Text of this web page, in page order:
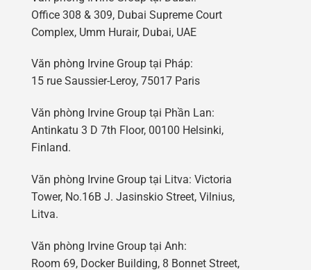
Office 308 & 309, Dubai Supreme Court
Complex, Umm Hurair, Dubai, UAE
Văn phòng Irvine Group tại Pháp:
15 rue Saussier-Leroy, 75017 Paris
Văn phòng Irvine Group tại Phần Lan:
Antinkatu 3 D 7th Floor, 00100 Helsinki,
Finland.
Văn phòng Irvine Group tại Litva: Victoria
Tower, No.16B J. Jasinskio Street, Vilnius,
Litva.
Văn phòng Irvine Group tại Anh:
Room 69, Docker Building, 8 Bonnet Street,